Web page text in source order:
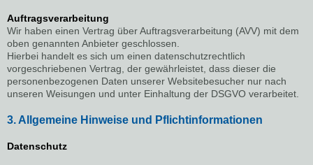
Auftragsverarbeitung
Wir haben einen Vertrag über Auftragsverarbeitung (AVV) mit dem
oben genannten Anbieter geschlossen.
Hierbei handelt es sich um einen datenschutzrechtlich
vorgeschriebenen Vertrag, der gewährleistet, dass dieser die
personenbezogenen Daten unserer Websitebesucher nur nach
unseren Weisungen und unter Einhaltung der DSGVO verarbeitet.
3. Allgemeine Hinweise und Pflichtinformationen
Datenschutz